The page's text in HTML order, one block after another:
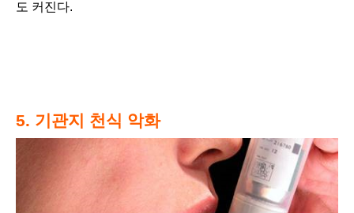
도 커진다.
5. 기관지 천식 악화